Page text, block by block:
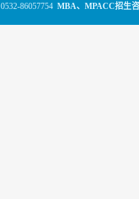
0532-86057754 MBA、MPACC招生